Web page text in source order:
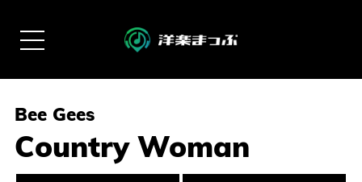
Bee Gees
Country Woman